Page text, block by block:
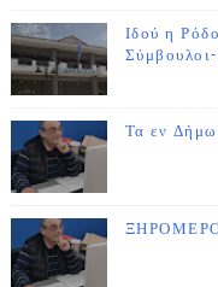
Ιδού η
Τα εν Δήμω
ΞΗΡΟΜΕΡΟ